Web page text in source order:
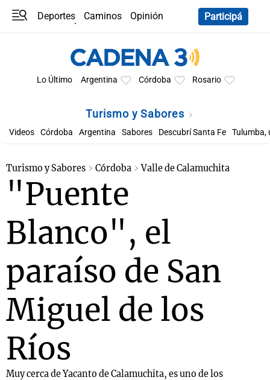
Deportes Caminos
Opinión
Participá
Lo Último Argentina Córdoba Rosario
Turismo y Sabores
Videos Córdoba Argentina Sabores Descubrí Santa Fe Tulumba,
Turismo y Sabores Córdoba Valle de Calamuchita
"Puente
Blanco", el
paraíso de San
Miguel de los
Ríos
Muy cerca de Yacanto de Calamuchita, es uno de los